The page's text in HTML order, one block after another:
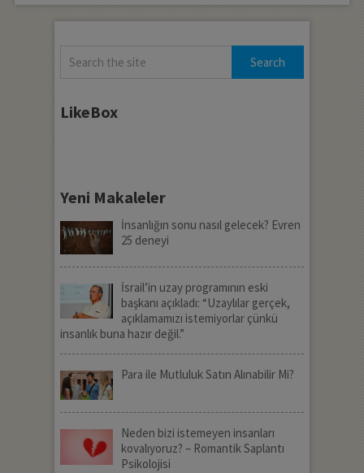
LikeBox
Yeni Makaleler
İnsanlığın sonu nasıl gelecek? Evren
25 deneyi
İsrail’in uzay programının eski
başkanı açıkladı: “Uzaylılar gerçek,
açıklamamızı istemiyorlar çünkü
insanlık buna hazır değil.”
Para ile Mutluluk Satın Alınabilir Mi?
Neden bizi istemeyen insanları
kovalıyoruz? – Romantik Saplantı
Psikolojisi